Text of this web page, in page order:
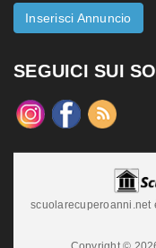
Inserisci Annuncio
SEGUICI SUI
scuolarecuperoanni.net